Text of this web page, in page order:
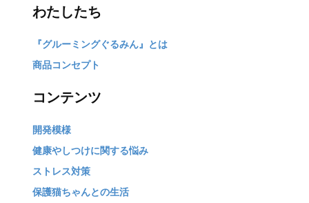
わたしたち
『グルーミングぐるみん』とは
商品コンセプト
コンテンツ
開発模様
健康やしつけに関する悩み
ストレス対策
保護猫ちゃんとの生活